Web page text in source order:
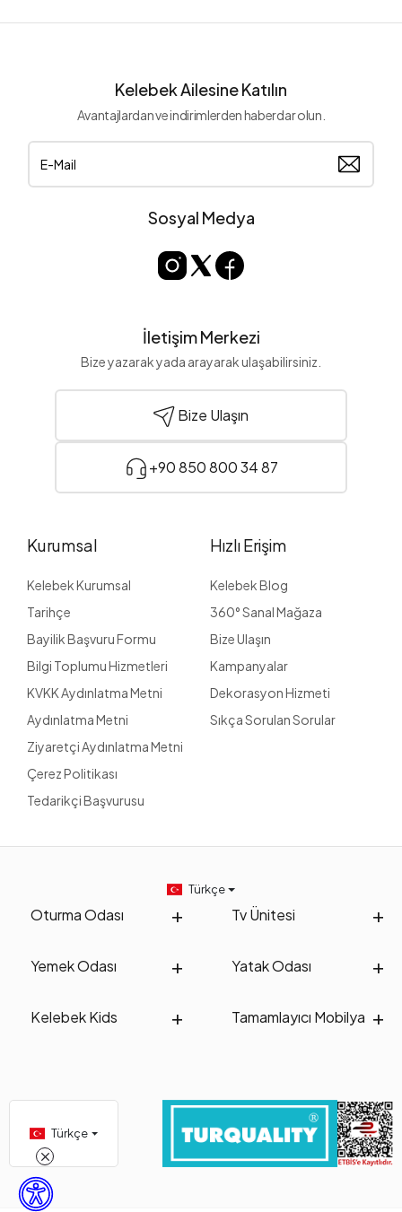
Kelebek Ailesine Katılın
Avantajlardan ve indirimlerden haberdar olun.
Sosyal Medya
İletişim Merkezi
Bize yazarak yada arayarak ulaşabilirsiniz.
Bize Ulaşın
+90 850 800 34 87
Kurumsal
Kelebek Kurumsal
Tarihçe
Bayilik Başvuru Formu
Bilgi Toplumu Hizmetleri
KVKK Aydınlatma Metni
Aydınlatma Metni
Ziyaretçi Aydınlatma Metni
Çerez Politikası
Tedarikçi Başvurusu
Hızlı Erişim
Kelebek Blog
360° Sanal Mağaza
Bize Ulaşın
Kampanyalar
Dekorasyon Hizmeti
Sıkça Sorulan Sorular
Oturma Odası Tv Ünitesi
Yemek Odası Yatak Odası
Kelebek Kids Tamamlayıcı Mobilya
Türkçe
Türkçe